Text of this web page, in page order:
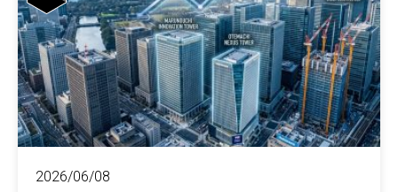
2026/06/08